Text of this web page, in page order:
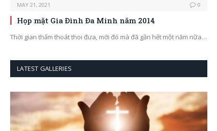
MAY 21, 2021 0
Họp mặt Gia Đình Đa Minh năm 2014
Thời gian thấm thoát thoi đưa, mới đó mà đã gần hết một năm nữa…
LATEST GALLERIES